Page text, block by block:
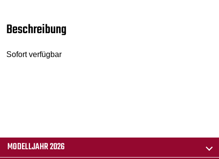
Beschreibung
Sofort verfügbar
MODELLJAHR 2026